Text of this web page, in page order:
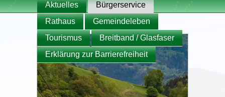
Aktuelles
Bürgerservice
Rathaus
Gemeindeleben
Tourismus
Breitband / Glasfaser
Erklärung zur Barrierefreiheit